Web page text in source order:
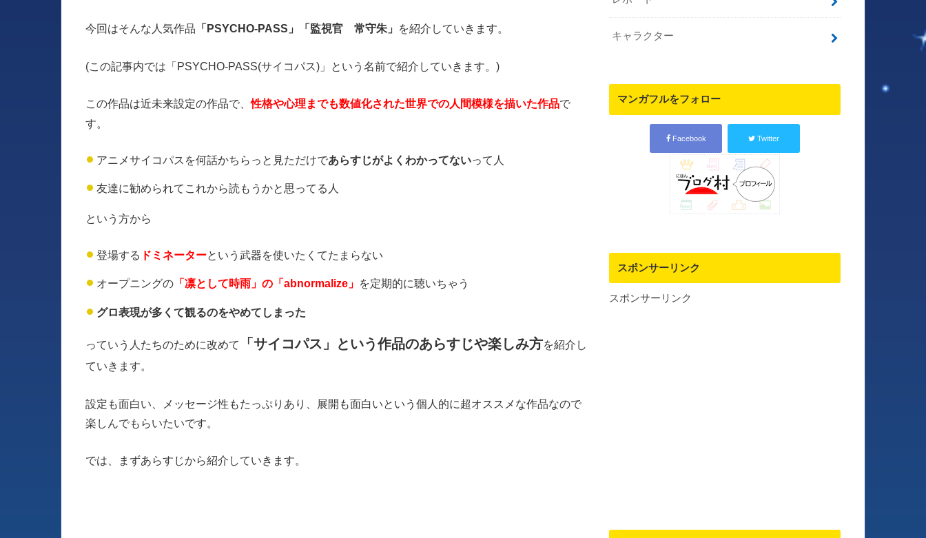
今回はそんな人気作品 「PSYCHO-PASS」「監視官 常守朱」 を紹介していきます。
(この記事内では「PSYCHO-PASS(サイコパス)」という名前で紹介していきます。)
この作品は近未来設定の作品で、性格や心理までも数値化された世界での人間模様を描いた作品で
す。
アニメサイコパスを何話かちらっと見ただけであらすじがよくわかってないって人
友達に勧められてこれから読もうかと思ってる人
という方から
登場する ドミネーターという武器を使いたくてたまらない
オープニングの 「凛として時雨」の「abnormalize」 を定期的に聴いちゃう
グロ表現が多くて観るのをやめてしまった
っていう人たちのために改めて 「サイコパス」という作品のあらすじや楽しみ方を紹介し
ていきます。
設定も面白い、メッセージ性もたっぷりあり、展開も面白いという個人的に超オススメな作品なので
楽しんでもらいたいです。
では、まずあらすじから紹介していきます。
キャラクター
マンガフルをフォロー
Facebook Twitter
スポンサーリンク
スポンサーリンク